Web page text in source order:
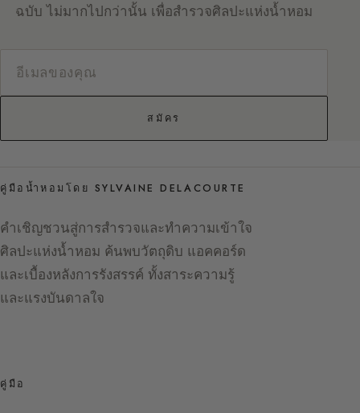
ฉบับ ไม่มากไปกว่านั้น เพื่อสำรวจศิลปะแห่งน้ำหอม
สมัคร
คู่มือน้ำหอมโดย SYLVAINE DELACOURTE
คำเชิญชวนสู่การสำรวจและทำความเข้าใจ
ศิลปะแห่งน้ำหอม ค้นพบวัตถุดิบ แอคคอร์ด
และเบื้องหลังการรังสรรค์ ทั้งสาระความรู้
และแรงบันดาลใจ
คู่มือ